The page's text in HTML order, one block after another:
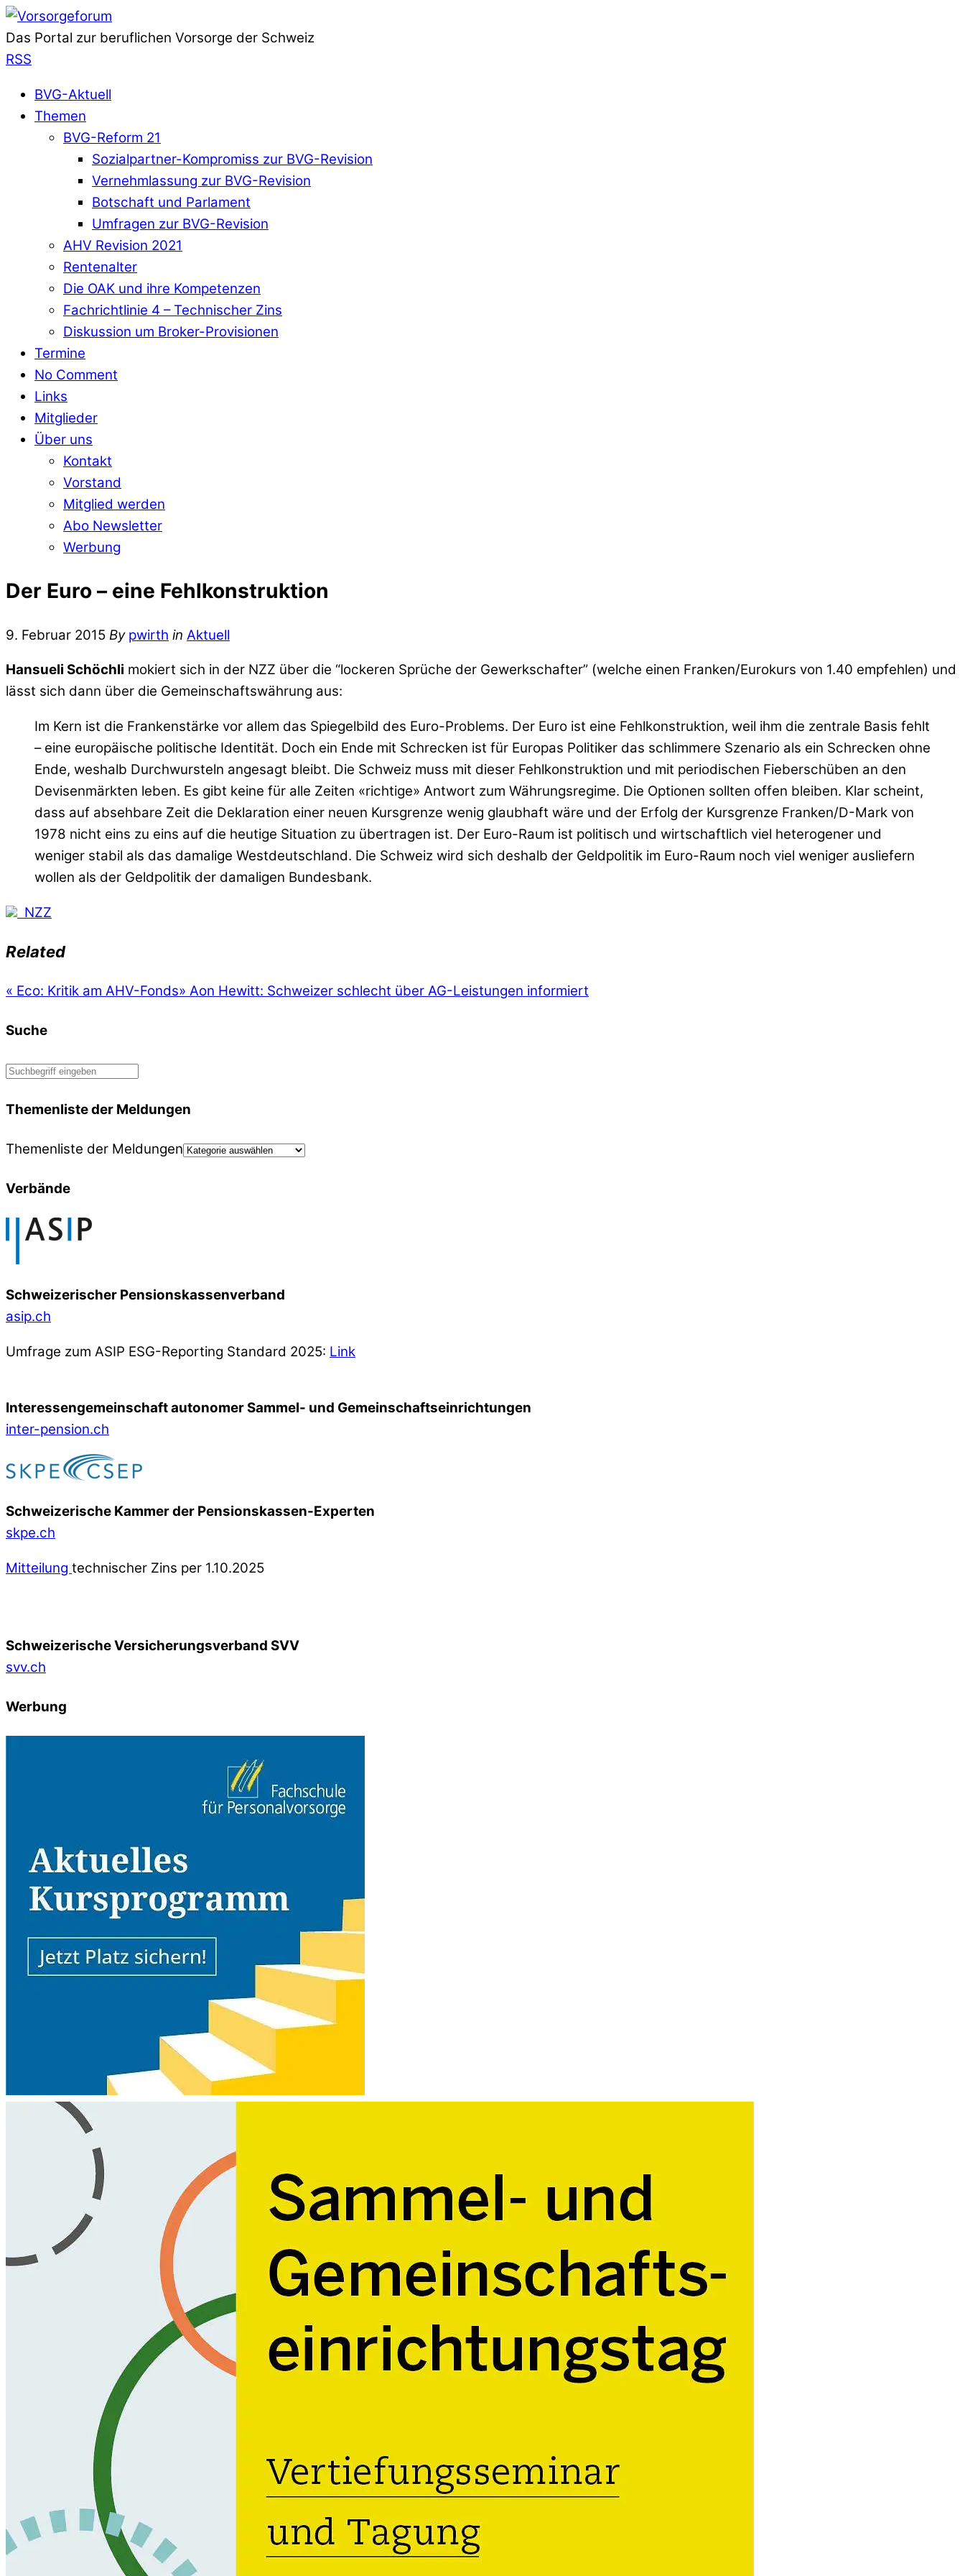
Das Portal zur beruflichen Vorsorge der Schweiz
RSS
BVG-Aktuell
Themen
BVG-Reform 21
Sozialpartner-Kompromiss zur BVG-Revision
Vernehmlassung zur BVG-Revision
Botschaft und Parlament
Umfragen zur BVG-Revision
AHV Revision 2021
Rentenalter
Die OAK und ihre Kompetenzen
Fachrichtlinie 4 – Technischer Zins
Diskussion um Broker-Provisionen
Termine
No Comment
Links
Mitglieder
Über uns
Kontakt
Vorstand
Mitglied werden
Abo Newsletter
Werbung
Der Euro – eine Fehlkonstruktion
9. Februar 2015 By pwirth in Aktuell
Hansueli Schöchli mokiert sich in der NZZ über die “lockeren Sprüche der Gewerkschafter” (welche einen Franken/Eurokurs von 1.40 empfehlen) und
lässt sich dann über die Gemeinschaftswährung aus:
Im Kern ist die Frankenstärke vor allem das Spiegelbild des Euro-Problems. Der Euro ist eine Fehlkonstruktion, weil ihm die zentrale Basis fehlt
– eine europäische politische Identität. Doch ein Ende mit Schrecken ist für Europas Politiker das schlimmere Szenario als ein Schrecken ohne
Ende, weshalb Durchwursteln angesagt bleibt. Die Schweiz muss mit dieser Fehlkonstruktion und mit periodischen Fieberschüben an den
Devisenmärkten leben. Es gibt keine für alle Zeiten «richtige» Antwort zum Währungsregime. Die Optionen sollten offen bleiben. Klar scheint,
dass auf absehbare Zeit die Deklaration einer neuen Kursgrenze wenig glaubhaft wäre und der Erfolg der Kursgrenze Franken/D-Mark von
1978 nicht eins zu eins auf die heutige Situation zu übertragen ist. Der Euro-Raum ist politisch und wirtschaftlich viel heterogener und
weniger stabil als das damalige Westdeutschland. Die Schweiz wird sich deshalb der Geldpolitik im Euro-Raum noch viel weniger ausliefern
wollen als der Geldpolitik der damaligen Bundesbank.
NZZ
Related
« Eco: Kritik am AHV-Fonds» Aon Hewitt: Schweizer schlecht über AG-Leistungen informiert
Suche
Themenliste der Meldungen
Themenliste der Meldungen
Verbände
Schweizerischer Pensionskassenverband
asip.ch
Umfrage zum ASIP ESG-Reporting Standard 2025: Link
Interessengemeinschaft autonomer Sammel- und Gemeinschafts­einrichtungen
inter-pension.ch
Schweizerische Kammer der Pensionskassen-Experten
skpe.ch
Mitteilung technischer Zins per 1.10.2025
Schweizerische Versicherungsverband SVV
svv.ch
Werbung